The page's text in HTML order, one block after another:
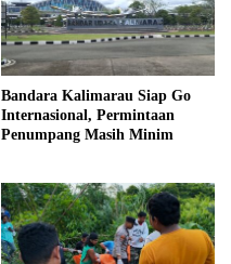
Bandara Kalimarau Siap Go
Internasional, Permintaan
Penumpang Masih Minim